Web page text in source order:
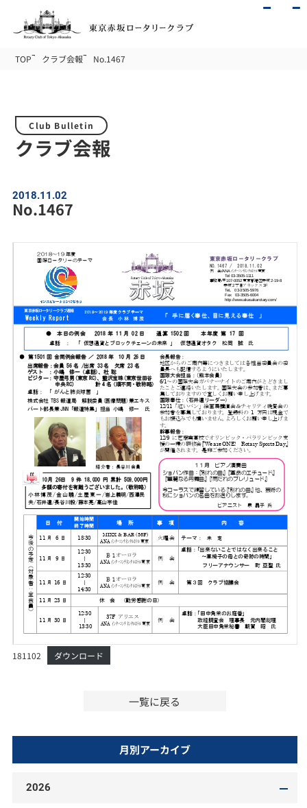
TOP クラブ会報 No.1467
Club Bulletin
クラブ会報
2018.11.02
No.1467
181102 ダウンロード
一覧に戻る
月別アーカイブ
2026